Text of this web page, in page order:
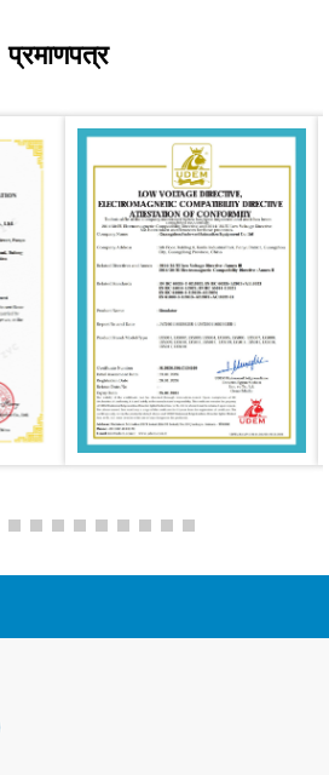
प्रमाणपत्र